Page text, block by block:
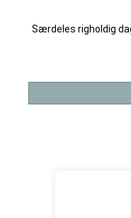
Særdeles righoldig